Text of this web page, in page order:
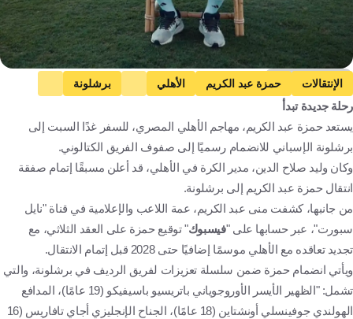
alahlyegypt.com
الإنتقالات حمزة عبد الكريم الأهلي
برشلونة
مصر
إسبانيا
رحلة جديدة تبدأ
يستعد حمزة عبد الكريم، مهاجم الأهلي المصري، للسفر غدًا السبت إلى
برشلونة الإسباني للانضمام رسميًا إلى صفوف الفريق الكتالوني.
وكان وليد صلاح الدين، مدير الكرة في الأهلي، قد أعلن مسبقًا إتمام صفقة
انتقال حمزة عبد الكريم إلى برشلونة.
من جانبها، كشفت منى عبد الكريم، عمة اللاعب والإعلامية في قناة "نايل
سبورت"، عبر حسابها على "فيسبوك" توقيع حمزة على العقد الثلاثي، مع
تجديد تعاقده مع الأهلي موسمًا إضافيًا حتى 2028 قبل إتمام الانتقال.
ويأتي انضمام حمزة ضمن سلسلة تعزيزات لفريق الرديف في برشلونة، والتي
تشمل: "الظهير الأيسر الأوروجوياني باتريسيو باسيفيكو (19 عامًا)، المدافع
الهولندي جوفينسلي أونشتاين (18 عامًا)، الجناح الإنجليزي أجاي تافاريس (16